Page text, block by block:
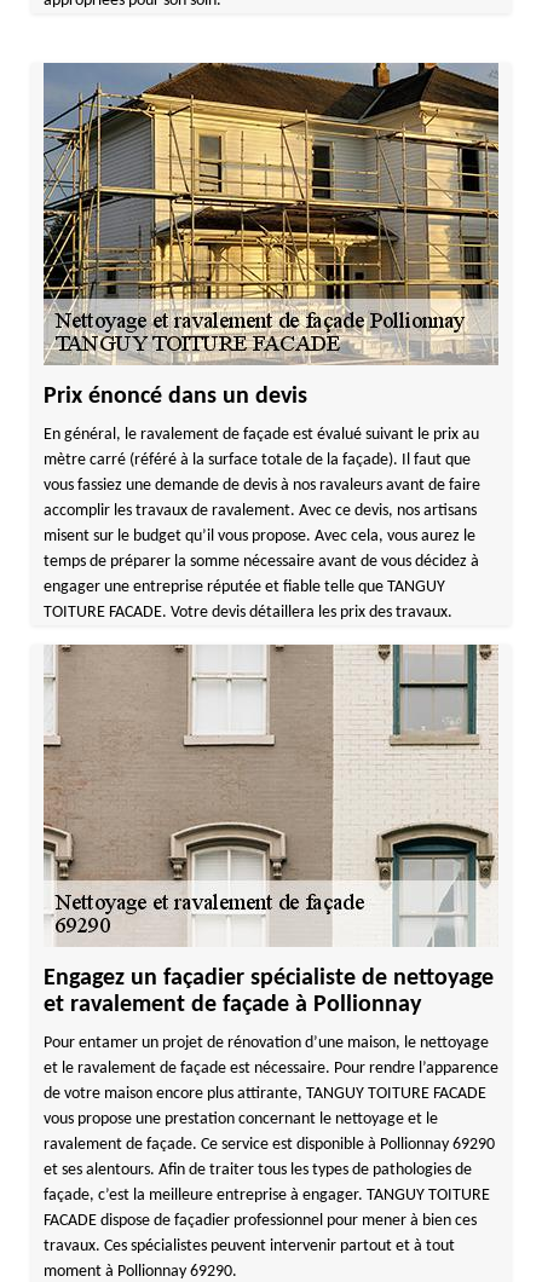
Prix énoncé dans un devis
En général, le ravalement de façade est évalué suivant le prix au
mètre carré (référé à la surface totale de la façade). Il faut que
vous fassiez une demande de devis à nos ravaleurs avant de faire
accomplir les travaux de ravalement. Avec ce devis, nos artisans
misent sur le budget qu’il vous propose. Avec cela, vous aurez le
temps de préparer la somme nécessaire avant de vous décidez à
engager une entreprise réputée et fiable telle que TANGUY
TOITURE FACADE. Votre devis détaillera les prix des travaux.
Engagez un façadier spécialiste de nettoyage
et ravalement de façade à Pollionnay
Pour entamer un projet de rénovation d’une maison, le nettoyage
et le ravalement de façade est nécessaire. Pour rendre l’apparence
de votre maison encore plus attirante, TANGUY TOITURE FACADE
vous propose une prestation concernant le nettoyage et le
ravalement de façade. Ce service est disponible à Pollionnay 69290
et ses alentours. Afin de traiter tous les types de pathologies de
façade, c’est la meilleure entreprise à engager. TANGUY TOITURE
FACADE dispose de façadier professionnel pour mener à bien ces
travaux. Ces spécialistes peuvent intervenir partout et à tout
moment à Pollionnay 69290.